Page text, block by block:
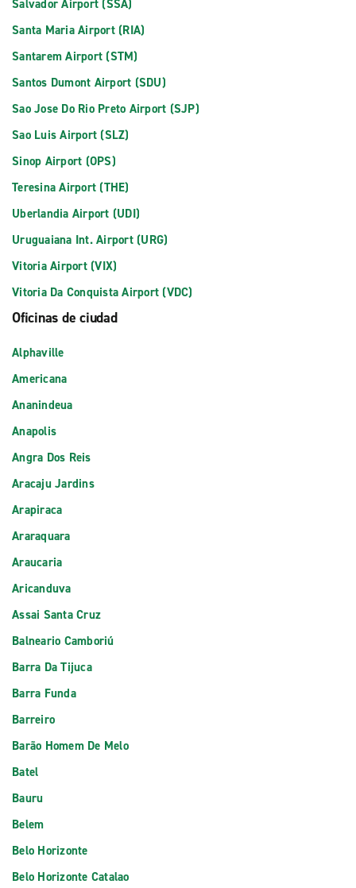
Salvador Airport (SSA)
Santa Maria Airport (RIA)
Santarem Airport (STM)
Santos Dumont Airport (SDU)
Sao Jose Do Rio Preto Airport (SJP)
Sao Luis Airport (SLZ)
Sinop Airport (OPS)
Teresina Airport (THE)
Uberlandia Airport (UDI)
Uruguaiana Int. Airport (URG)
Vitoria Airport (VIX)
Vitoria Da Conquista Airport (VDC)
Oficinas de ciudad
Alphaville
Americana
Ananindeua
Anapolis
Angra Dos Reis
Aracaju Jardins
Arapiraca
Araraquara
Araucaria
Aricanduva
Assai Santa Cruz
Balneario Camboriú
Barra Da Tijuca
Barra Funda
Barreiro
Barão Homem De Melo
Batel
Bauru
Belem
Belo Horizonte
Belo Horizonte Catalao